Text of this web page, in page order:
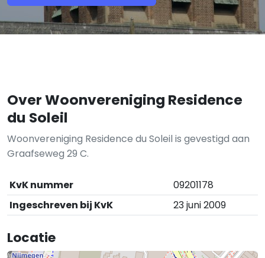
Over Woonvereniging Residence
du Soleil
Woonvereniging Residence du Soleil is gevestigd aan
Graafseweg 29 C.
KvK nummer
09201178
Ingeschreven bij KvK
23 juni 2009
Locatie